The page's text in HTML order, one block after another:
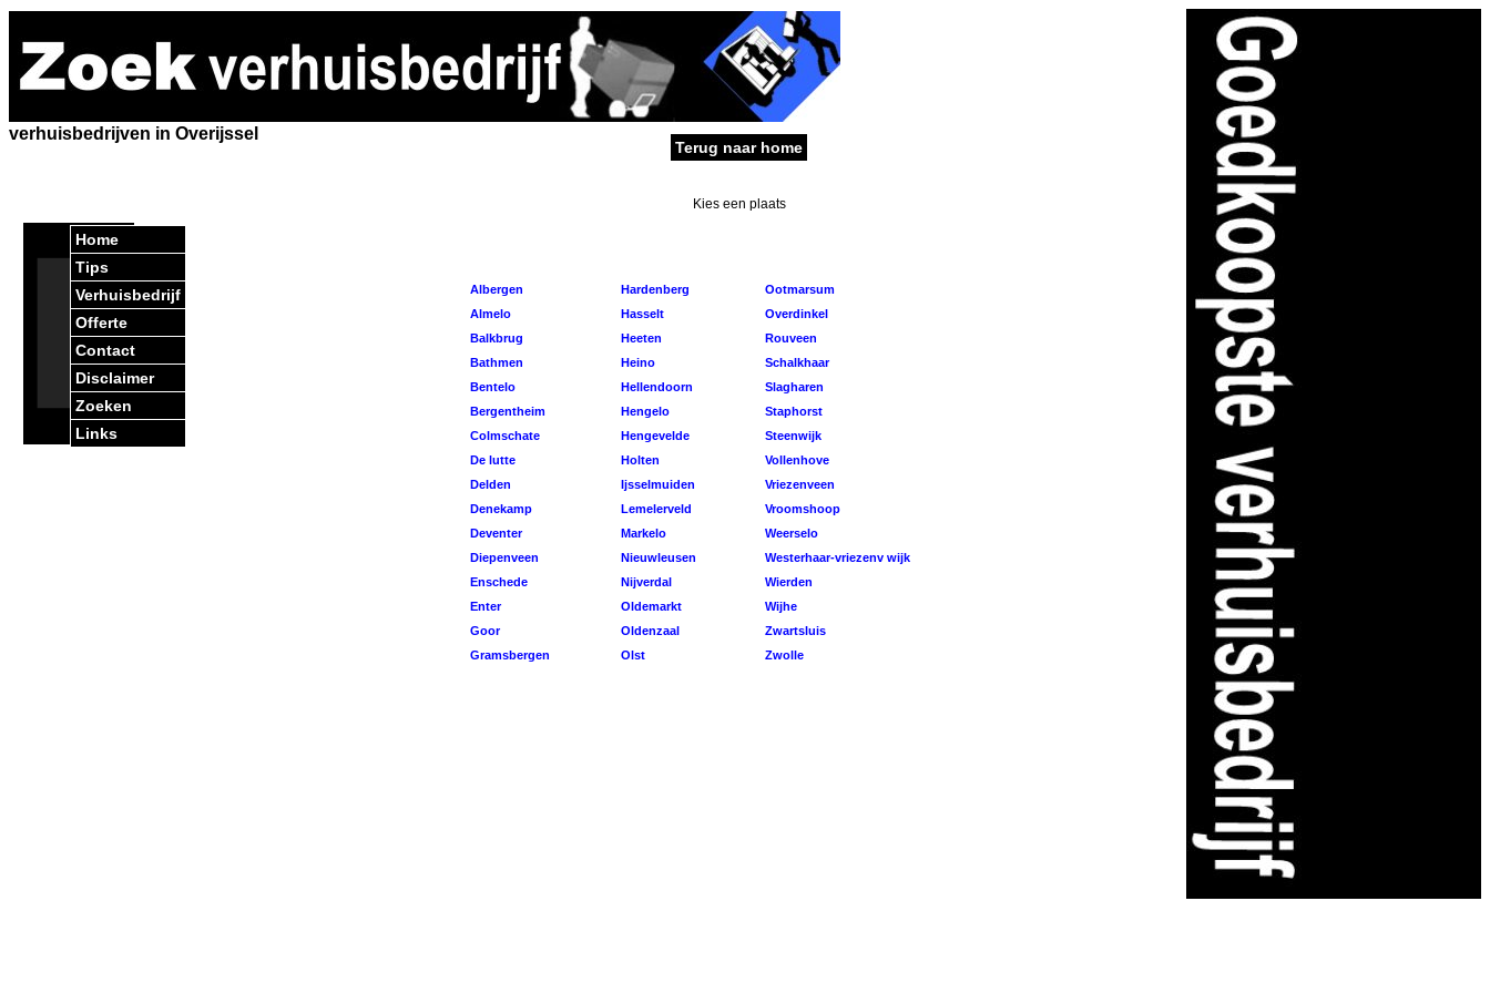
Home
Tips
Verhuisbedrijf
Offerte
Contact
Disclaimer
Zoeken
Links
verhuisbedrijven in Overijssel
Terug naar home
Kies een plaats
Albergen Hardenberg
Ootmarsum
Almelo
Hasselt
Overdinkel
Balkbrug
Heeten
Rouveen
Bathmen
Heino
Schalkhaar
Bentelo
Hellendoorn
Slagharen
Bergentheim
Hengelo
Staphorst
Colmschate
Hengevelde
Steenwijk
De lutte
Holten
Vollenhove
Delden
Ijsselmuiden
Vriezenveen
Denekamp
Lemelerveld
Vroomshoop
Deventer
Markelo
Weerselo
Diepenveen
Nieuwleusen
Westerhaar-vriezenv wijk
Enschede
Nijverdal
Wierden
Enter
Oldemarkt
Wijhe
Goor
Oldenzaal
Zwartsluis
Gramsbergen
Olst Zwolle